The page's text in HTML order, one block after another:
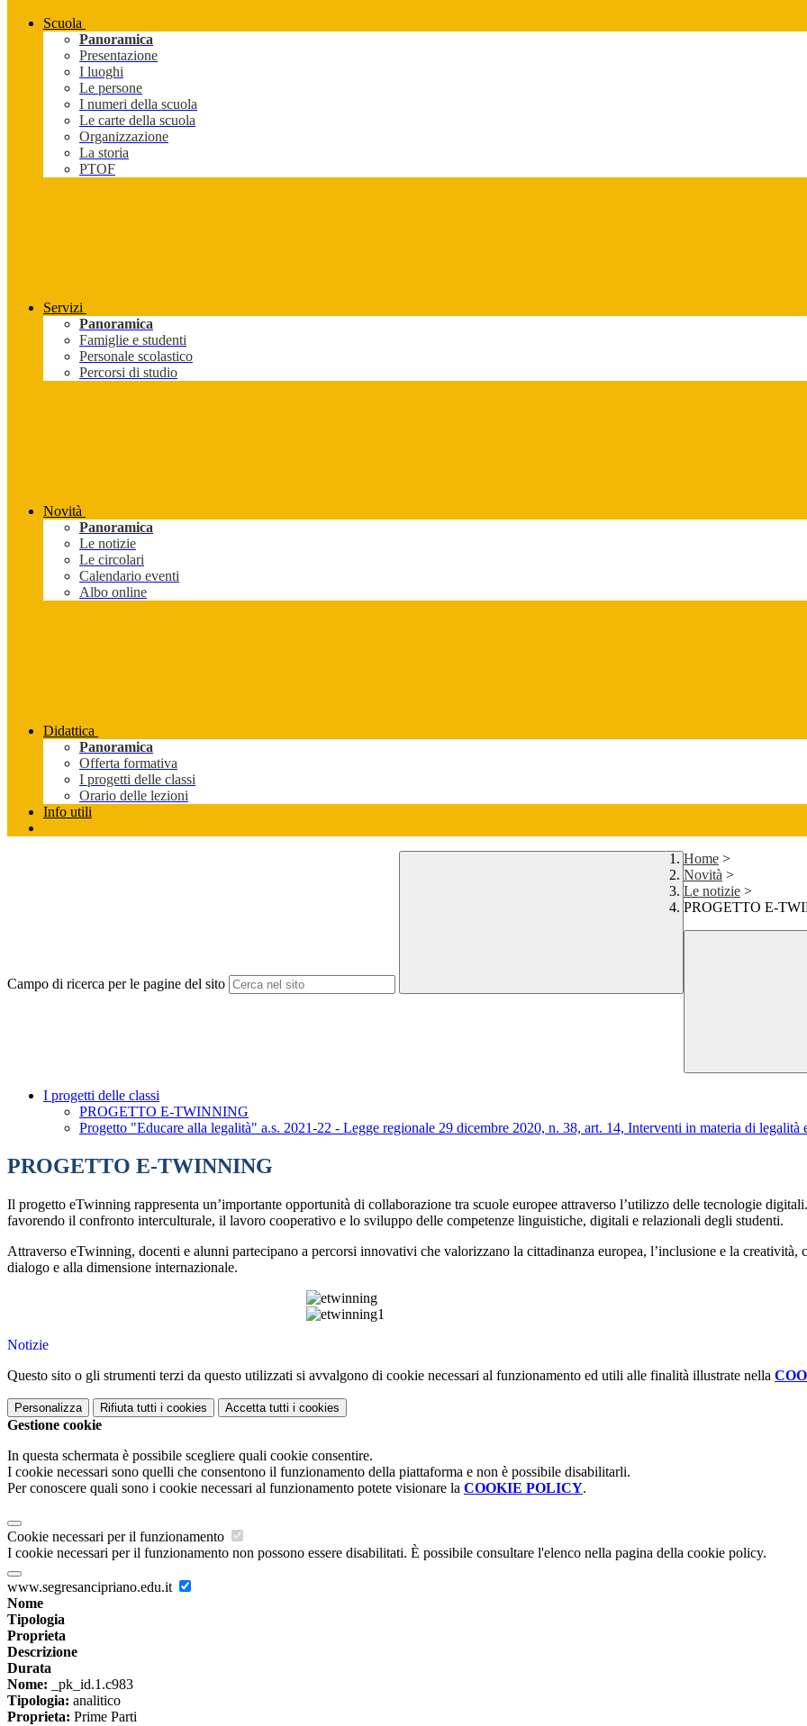
Scuola
Panoramica
Presentazione
I luoghi
Le persone
I numeri della scuola
Le carte della scuola
Organizzazione
La storia
PTOF
Servizi
Panoramica
Famiglie e studenti
Personale scolastico
Percorsi di studio
Novità
Panoramica
Le notizie
Le circolari
Calendario eventi
Albo online
Didattica
Panoramica
Offerta formativa
I progetti delle classi
Orario delle lezioni
Info utili
Campo di ricerca per le pagine del sito
Home >
Novità >
Le notizie >
PROGETTO E-
I progetti delle classi
PROGETTO E-TWINNING
Progetto "Educare alla legalità" a.s. 2021-22 - Legge regionale 29 dicembre 2020, n. 38, art. 14, Interventi in materia di legalità
PROGETTO E-TWINNING
Il progetto eTwinning rappresenta un’importante opportunità di collaborazione tra scuole europee attraverso l’utilizzo delle tecnologie
favorendo il confronto interculturale, il lavoro cooperativo e lo sviluppo delle competenze linguistiche, digitali e relazionali degli studenti.
Attraverso eTwinning, docenti e alunni partecipano a percorsi innovativi che valorizzano la cittadinanza europea, l’inclusione e la creatività,
dialogo e alla dimensione internazionale.
Notizie
Questo sito o gli strumenti terzi da questo utilizzati si avvalgono di cookie necessari al funzionamento ed utili alle finalità illustrate nella
Personalizza Rifiuta tutti i cookies Accetta tutti i cookies
Gestione cookie
In questa schermata è possibile scegliere quali cookie consentire.
I cookie necessari sono quelli che consentono il funzionamento della piattaforma e non è possibile disabilitarli.
Per conoscere quali sono i cookie necessari al funzionamento potete visionare la COOKIE POLICY.
Cookie necessari per il funzionamento
I cookie necessari per il funzionamento non possono essere disabilitati. È possibile consultare l'elenco nella pagina della cookie policy.
www.segresancipriano.edu.it
Nome
Tipologia
Proprieta
Descrizione
Durata
Nome: _pk_id.1.c983
Tipologia: analitico
Proprieta: Prime Parti